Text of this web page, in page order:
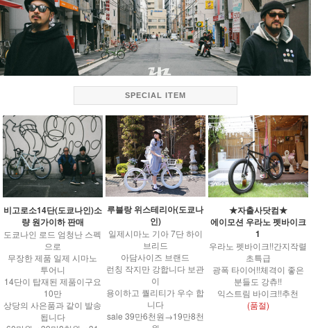
SPECIAL ITEM
비고로소14단(도쿄나인)소
량 원가이하 판매
도쿄나인 로드 엄청난 스펙
으로
무장한 제품 일제 시마노
투어니
14단이 탑재된 제품이구요
10만
상당의 사은품과 같이 발송
됩니다
루블랑 위스테리아(도쿄나
인)
일제시마노 기아 7단 하이
브리드
아담사이즈 브랜드
런칭 작지만 강합니다 보관
이
용이하고 퀄리티가 우수 합
니다
sale 39만6천원→19만8천
★자출사닷컴★
에이모션 우라노 펫바이크
1
우라노 펫바이크!!간지작렬
초특급
광폭 타이어!!체격이 좋은
분들도 강츄!!
익스트림 바이크!!추천
(품절)